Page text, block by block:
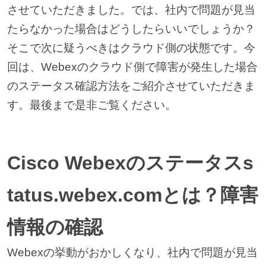
させていただきました。では、社内で問題が見当
たらなかった場合はどうしたらいいでしょうか？
そこで次に疑うべきはクラウド側の状態です。今
回は、Webexのクラウド側で障害が発生した場合
のステータス確認方法をご紹介させていただきま
す。最後まで是非ご覧ください。
Cisco Webexのステータスs
tatus.webex.comとは？障害
情報の確認
Webexの挙動がおかしくなり、社内で問題が見当